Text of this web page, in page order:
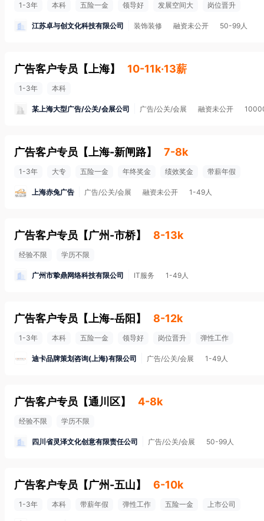
1-3年 本科 五险一金 领导好 发展空间大 岗位晋升
江苏卓与创文化科技有限公司 装饰装修 融资未公开 50-99人
广告客户专员 【 上海】 10-11k·13薪
1-3年 本科
某上海大型广告/公关/会展公司 广告/公关/会展 融资未公开
广告客户专员 【 上海-新闸路】 7-8k
1-3年 大专 五险一金 年终奖金 绩效奖金 带薪年假
上海赤兔广告 广告/公关/会展 融资未公开 1-49人
广告客户专员 【广州-市桥】 8-13k
经验不限 学历不限
广州市挚鼎网络科技有限公司 IT服务 1-49人
广告客户专员 【 上海-岳阳 】 8-12k
1-3年 本科 五险一金 领导好 岗位晋升 弹性工作
迪卡品牌策划咨询(上海)有限公司 广告/公关/会展 1-49人
广告客户专员 【通川区】 4-8k
经验不限 学历不限
四川省灵泽文化创意有限责任公司 广告/公关/会展 50-99人
广告客户专员 【广州-五山】 6-10k
1-3年 本科 带薪年假 弹性工作 五险一金 上市公司